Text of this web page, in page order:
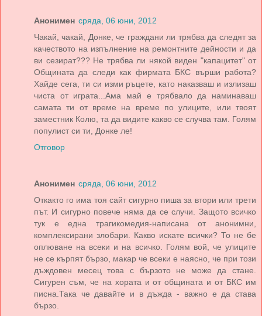
Анонимен сряда, 06 юни, 2012
Чакай, чакай, Донке, че граждани ли трябва да следят за
качеството на изпълнение на ремонтните дейности и да
ви сезират??? Не трябва ли някой виден "капацитет" от
Общината да следи как фирмата БКС върши работа?
Хайде сега, ти си изми ръцете, като наказваш и излизаш
чиста от играта...Ама май е трябвало да наминаваш
самата ти от време на време по улиците, или твоят
заместник Колю, та да видите какво се случва там. Голям
популист си ти, Донке ле!
Отговор
Анонимен сряда, 06 юни, 2012
Откакто го има тоя сайт сигурно пиша за втори или трети
път. И сигурно повече няма да се случи. Защото всичко
тук е една трагикомедия-написана от анонимни,
комплексирани злобари. Какво искате всички? То не бе
оплюване на всеки и на всичко. Голям вой, че улиците
не се кърпят бързо, макар че всеки е наясно, че при този
дъждовен месец това с бързото не може да стане.
Сигурен съм, че на хората и от общината и от БКС им
писна.Така че давайте и в дъжда - важно е да става
бързо.